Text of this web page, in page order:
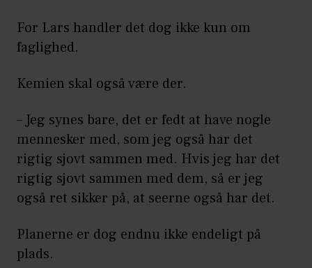
For Lars handler det dog ikke kun om
faglighed.
Kemien skal også være der.
– Jeg synes bare, det er fedt at have nogle
mennesker med, som jeg også har det
rigtig sjovt sammen med. Hvis jeg har det
rigtig sjovt sammen med dem, så er jeg
også ret sikker på, at seerne også har det.
Planerne er dog endnu ikke endeligt på
plads.